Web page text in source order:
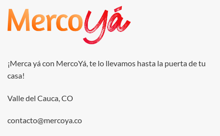
¡Merca yá con MercoYá, te lo llevamos hasta la puerta de tu
casa!
Valle del Cauca, CO
contacto@mercoya.co